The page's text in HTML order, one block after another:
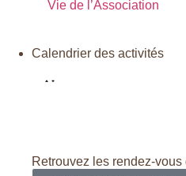
Vie de l’Association
Calendrier des activités
Retrouvez les rendez-